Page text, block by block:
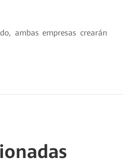
ambas empresas crearán